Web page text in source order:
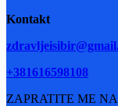
Kontakt
+381616598108
ZAPRATITE ME